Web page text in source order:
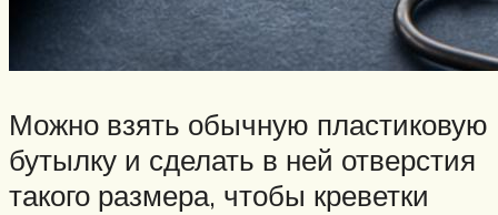
Можно взять обычную пластиковую
бутылку и сделать в ней отверстия
такого размера, чтобы креветки